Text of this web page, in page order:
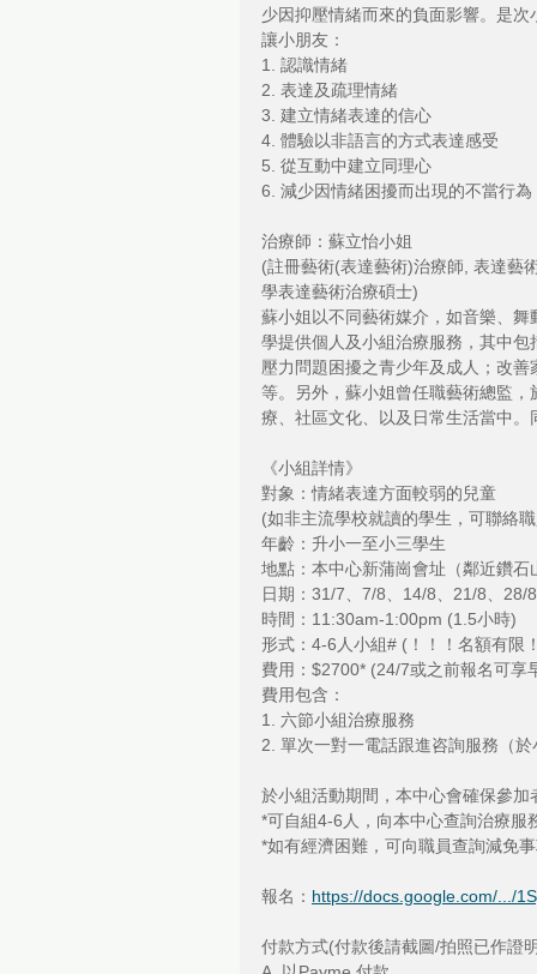
少因抑壓情緒而來的負面影響。是
讓小朋友：
1. 認識情緒
2. 表達及疏理情緒
3. 建立情緒表達的信心
4. 體驗以非語言的方式表達感受
5. 從互動中建立同理心
6. 減少因情緒困擾而出現的不當行為
治療師：蘇立怡小姐
(註冊藝術(表達藝術)治療師, 表達藝
學表達藝術治療碩士)
蘇小姐以不同藝術媒介，如音樂、
學提供個人及小組治療服務，其中
壓力問題困擾之青少年及成人；改
等。另外，蘇小姐曾任職藝術總監
療、社區文化、以及日常生活當中。
《小組詳情》
對象：情緒表達方面較弱的兒童
(如非主流學校就讀的學生，可聯絡
年齡：升小一至小三學生
地點：本中心新蒲崗會址（鄰近鑽石
日期：31/7、7/8、14/8、21/8、28/
時間：11:30am-1:00pm (1.5小時)
形式：4-6人小組# (！！！名額有限
費用：$2700* (24/7或之前報名可享
費用包含：
1. 六節小組治療服務
2. 單次一對一電話跟進咨詢服務（
於小組活動期間，本中心會確保參加
*可自組4-6人，向本中心查詢治療服
*如有經濟困難，可向職員查詢減免
報名： https://docs.google.com/.../
付款方式(付款後請截圖/拍照已作證